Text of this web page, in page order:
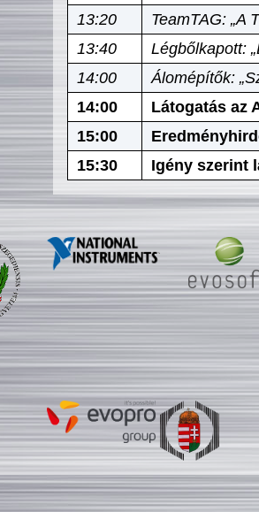
13:20
TeamTAG: „A
13:40
Légbőlkapott:
14:00
Álomépítők:
14:00
Látogatás az
15:00
15:30
Igény szerint